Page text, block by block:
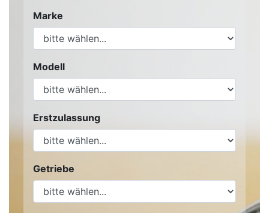
Marke
Modell
Erstzulassung
Getriebe